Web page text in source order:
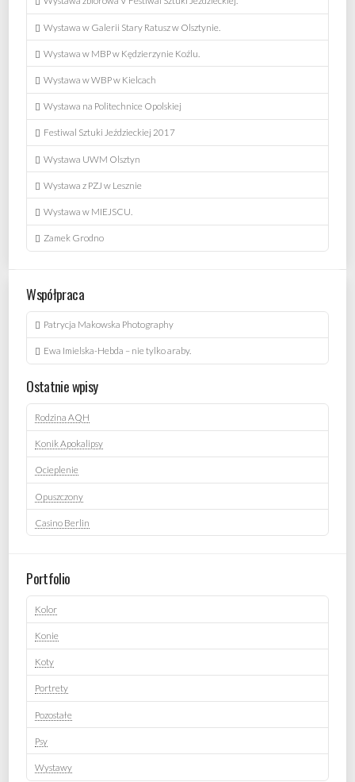
Wystawa w Galerii Stary Ratusz w Olsztynie.
Wystawa w MBP w Kędzierzynie Koźlu.
Wystawa w WBP w Kielcach
Wystawa na Politechnice Opolskiej
Festiwal Sztuki Jeździeckiej 2017
Wystawa UWM Olsztyn
Wystawa z PZJ w Lesznie
Wystawa w MIEJSCU.
Zamek Grodno
Współpraca
Patrycja Makowska Photography
Ewa Imielska-Hebda – nie tylko araby.
Ostatnie wpisy
Rodzina AQH
Konik Apokalipsy
Ocieplenie
Opuszczony
Casino Berlin
Portfolio
Kolor
Konie
Koty
Portrety
Pozostałe
Psy
Wystawy